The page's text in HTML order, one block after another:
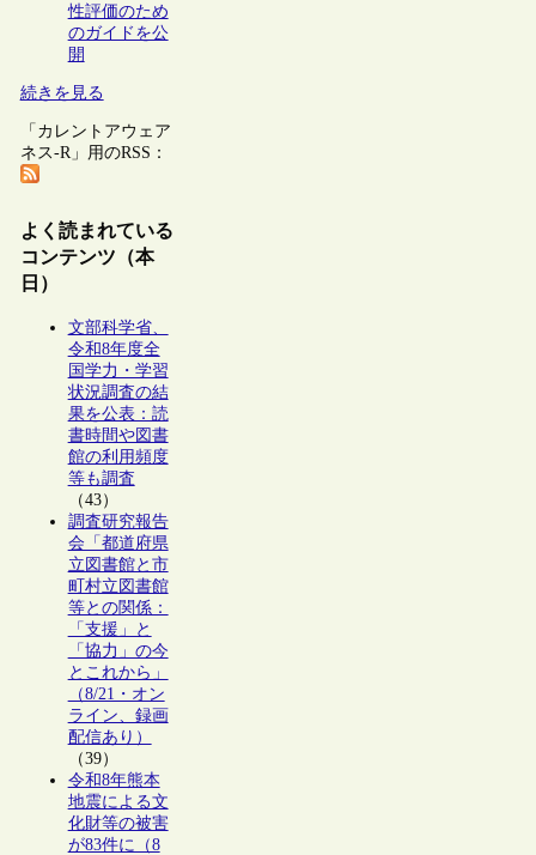
性評価のため
のガイドを公
開
続きを見る
「カレントアウェア
ネス-R」用のRSS：
よく読まれている
コンテンツ（本
日）
文部科学省、
令和8年度全
国学力・学習
状況調査の結
果を公表：読
書時間や図書
館の利用頻度
等も調査
（43）
調査研究報告
会「都道府県
立図書館と市
町村立図書館
等との関係：
「支援」と
「協力」の今
とこれから」
（8/21・オン
ライン、録画
配信あり）
（39）
令和8年熊本
地震による文
化財等の被害
が83件に（8